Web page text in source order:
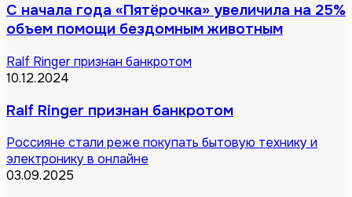
С начала года «Пятёрочка» увеличила на 25%
объем помощи бездомным животным
Ralf Ringer признан банкротом
10.12.2024
Ralf Ringer признан банкротом
Россияне стали реже покупать бытовую технику и
электронику в онлайне
03.09.2025